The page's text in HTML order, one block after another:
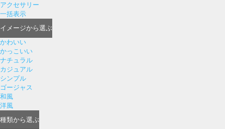
アクセサリー
一括表示
イメージから選ぶ
かわいい
かっこいい
ナチュラル
カジュアル
シンプル
ゴージャス
和風
洋風
種類から選ぶ